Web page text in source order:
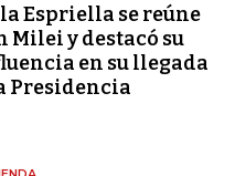
la Espriella se reúne
Milei y destacó su
en su llegada
Presidencia